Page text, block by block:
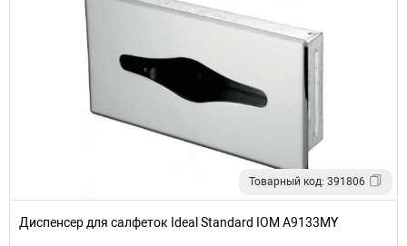
Товарный код: 391806
Диспенсер для салфеток Ideal Standard IOM A9133MY